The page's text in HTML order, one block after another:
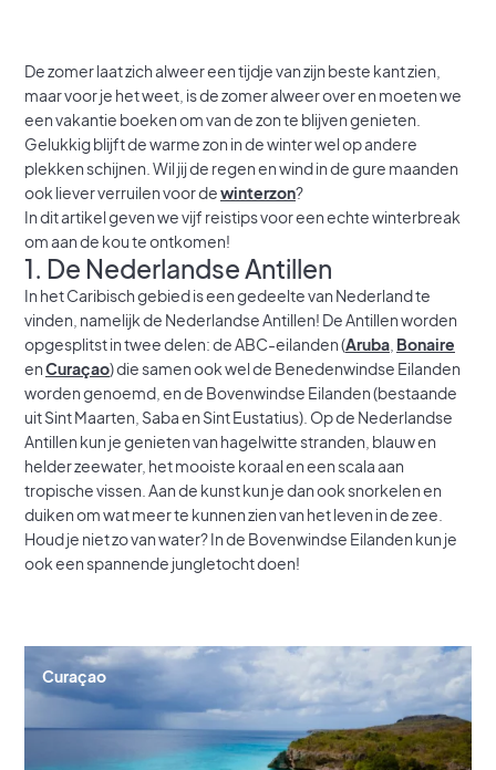
De zomer laat zich alweer een tijdje van zijn beste kant zien,
maar voor je het weet, is de zomer alweer over en moeten we
een vakantie boeken om van de zon te blijven genieten.
Gelukkig blijft de warme zon in de winter wel op andere
plekken schijnen. Wil jij de regen en wind in de gure maanden
ook liever verruilen voor dewinterzon?
In dit artikel geven we vijf reistips voor een echte winterbreak
om aan de kou te ontkomen!
1. De Nederlandse Antillen
In het Caribisch gebied is een gedeelte van Nederland te
vinden, namelijk de Nederlandse Antillen! De Antillen worden
opgesplitst in twee delen: de ABC-eilanden (Aruba Bonaire
enCuraçao) die samen ook wel de Benedenwindse Eilanden
worden genoemd, en de Bovenwindse Eilanden (bestaande
uit Sint Maarten, Saba en Sint Eustatius). Op de Nederlandse
Antillen kun je genieten van hagelwitte stranden, blauw en
helder zeewater, het mooiste koraal en een scala aan
tropische vissen. Aan de kunst kun je dan ook snorkelen en
duiken om wat meer te kunnen zien van het leven in de zee.
Houd je niet zo van water? In de Bovenwindse Eilanden kun je
ook een spannende jungletocht doen!
Curaçao